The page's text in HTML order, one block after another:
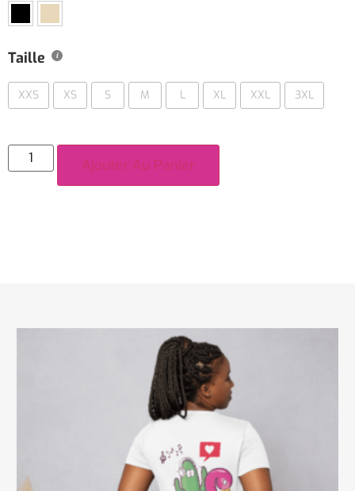
Taille
XXS XS S M L XL XXL 3XL
Ajouter Au Panier